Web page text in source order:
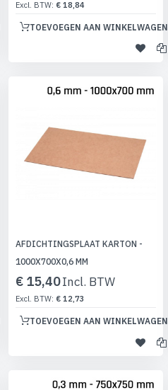
€ 18,84
TOEVOEGEN AAN WINKELWAGEN
AFDICHTINGSPLAAT KARTON -
1000X700X0,6 MM
€ 15,40
€ 12,73
TOEVOEGEN AAN WINKELWAGEN